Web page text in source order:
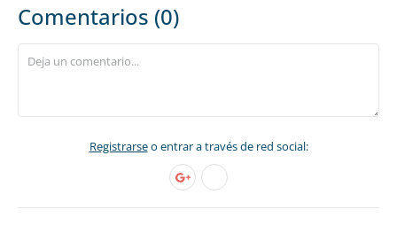
Comentarios (0)
Registrarseo entrar a través de red social: